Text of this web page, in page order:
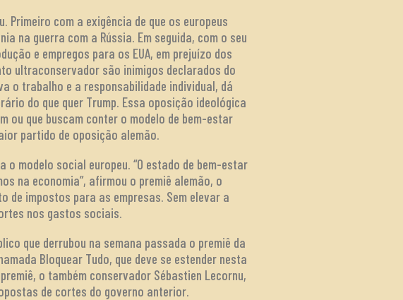
Primeiro com a exigência de que os europeus
na guerra com a Rússia. Em seguida, com o seu
e empregos para os EUA, em prejuízo dos
ultraconservador são inimigos declarados do
o trabalho e a responsabilidade individual, dá
do que quer Trump. Essa oposição ideológica
ou que buscam conter o modelo de bem-estar
partido de oposição alemão.
modelo social europeu. “O estado de bem-estar
na economia”, afirmou o premiê alemão, o
de impostos para as empresas. Sem elevar a
nos gastos sociais.
que derrubou na semana passada o premiê da
Bloquear Tudo, que deve se estender nesta
o também conservador Sébastien Lecornu,
de cortes do governo anterior.